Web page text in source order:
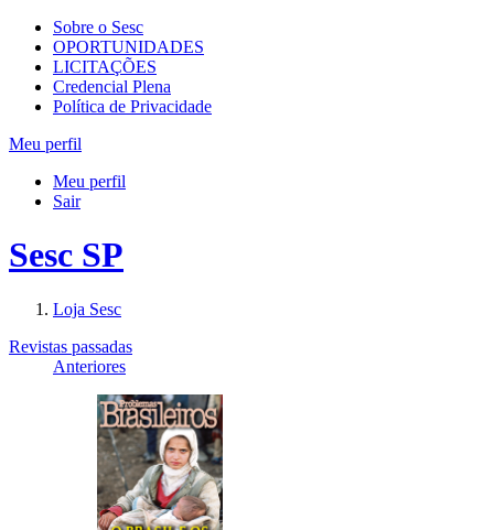
Sobre o Sesc
OPORTUNIDADES
LICITAÇÕES
Credencial Plena
Política de Privacidade
Meu perfil
Meu perfil
Sair
Sesc SP
Loja Sesc
Revistas passadas
Anteriores